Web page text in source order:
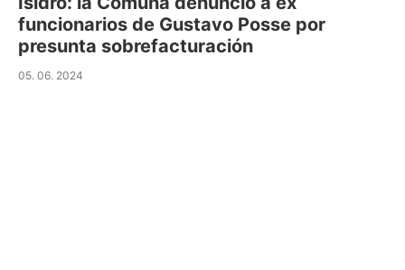
funcionarios de Gustavo Posse por
presunta sobrefacturación
05. 06. 2024